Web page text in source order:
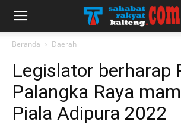
Beranda Daerah
Legislator berharap
Palangka Raya
Piala Adipura 2022